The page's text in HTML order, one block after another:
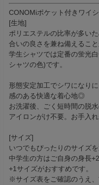
CONOMiポケット付きワイ
[生地]
ポリエステルの比率が多い
合いの良さを兼ね備えること
学生シャツでは定番の蛍光
シャツの色)です。
形態安定加工でシワになり
感のある快適な着心地◎
お洗濯後、ごく短時間の脱
アイロンがけ不要。お手入れ
[サイズ]
いつでもぴったりのサイズ
中学生の方はご自身の身長
+1サイズがおすすめです。
※サイズ表をご確認のうえ